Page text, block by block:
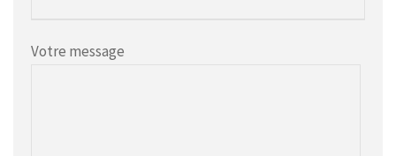
Votre message